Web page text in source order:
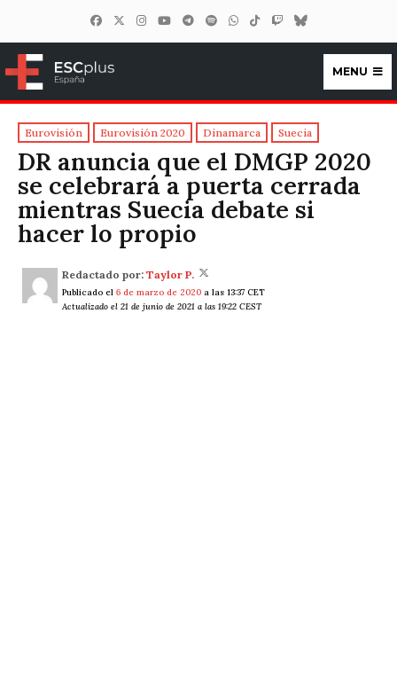
ESCplus España
MENU
Eurovisión Eurovisión 2020 Dinamarca Suecia
DR anuncia que el DMGP 2020
se celebrará a puerta cerrada
mientras Suecia debate si
hacer lo propio
Redactado por: Taylor P.
Publicado el 6 de marzo de 2020 a las 13:37 CET
Actualizado el 21 de junio de 2021 a las 19:22 CEST